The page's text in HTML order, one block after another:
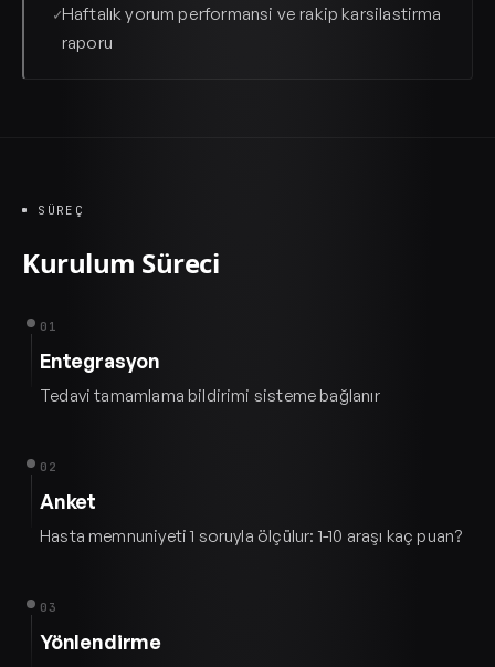
✓Haftalık yorum performansi ve rakip karsilastirma
raporu
SÜREÇ
Kurulum Süreci
01
Entegrasyon
Tedavi tamamlama bildirimi sisteme bağlanır
02
Anket
Hasta memnuniyeti 1 soruyla ölçülur: 1-10 araşı kaç puan?
03
Yönlendirme